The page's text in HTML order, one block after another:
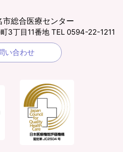
市総合医療センター
3丁目11番地 TEL 0594-22-1211
い合わせ